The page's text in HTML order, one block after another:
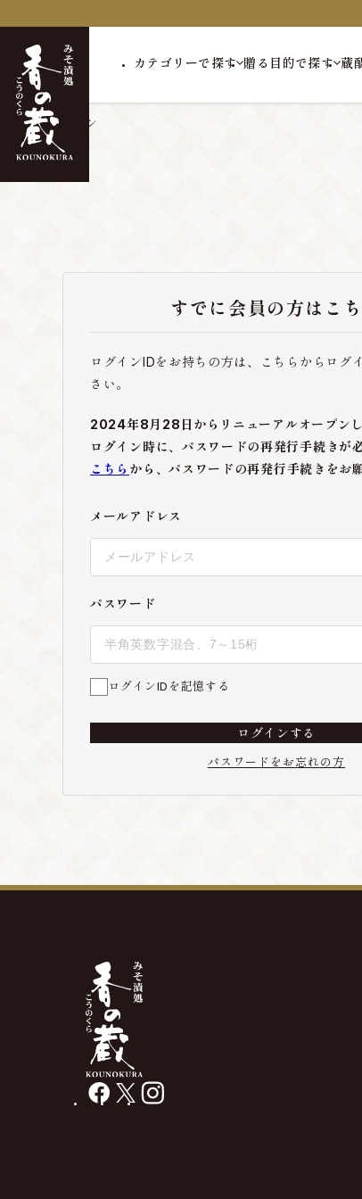
カテゴリーで探す 贈る目的で探す 蔵
トップ ログイン
すでに会員の方はこ
ログインIDをお持ちの方は、こちらからログ
さい。
2024年8月28日からリニューアルオープンし
ログイン時に、パスワードの再発行手続きが
こちら から、パスワードの再発行手続きをお
メールアドレス
パスワード
ログインIDを記憶する
ログインする
パスワードをお忘れの方
facebook
X instagram